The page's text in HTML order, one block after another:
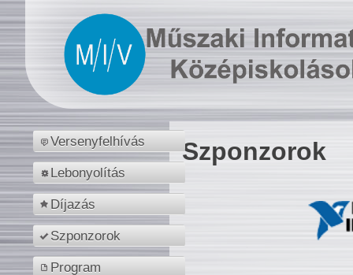
Versenyfelhívás
Lebonyolítás
Díjazás
Szponzorok
Program
Szponzorok